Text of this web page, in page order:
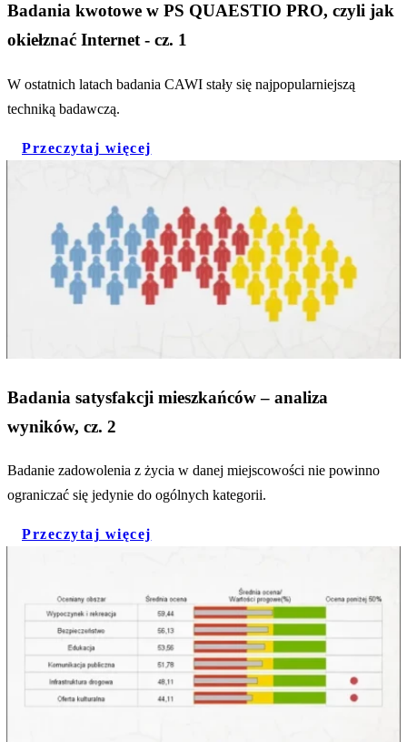
Badania kwotowe w PS QUAESTIO PRO, czyli jak
okiełznać Internet - cz. 1
W ostatnich latach badania CAWI stały się najpopularniejszą
techniką badawczą.
Przeczytaj więcej
Badania satysfakcji mieszkańców – analiza
wyników, cz. 2
Badanie zadowolenia z życia w danej miejscowości nie powinno
ograniczać się jedynie do ogólnych kategorii.
Przeczytaj więcej